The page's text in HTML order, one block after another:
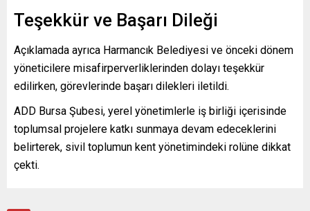
Teşekkür ve Başarı Dileği
Açıklamada ayrıca Harmancık Belediyesi ve önceki dönem
yöneticilere misafirperverliklerinden dolayı teşekkür
edilirken, görevlerinde başarı dilekleri iletildi.
ADD Bursa Şubesi, yerel yönetimlerle iş birliği içerisinde
toplumsal projelere katkı sunmaya devam edeceklerini
belirterek, sivil toplumun kent yönetimindeki rolüne dikkat
çekti.